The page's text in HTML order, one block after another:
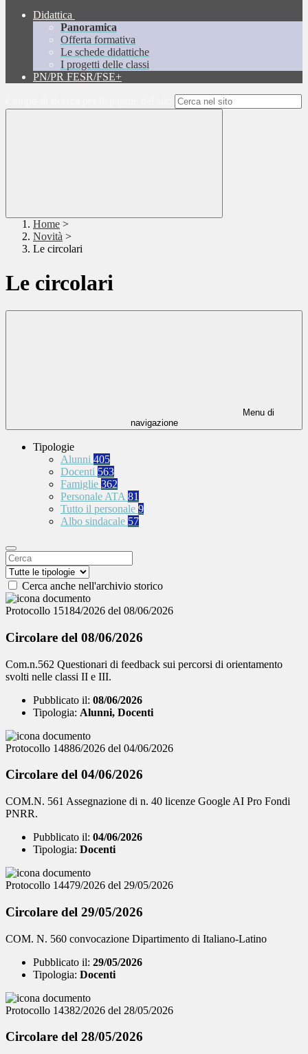
Didattica
Panoramica
Offerta formativa
Le schede didattiche
I progetti delle classi
PN/PR FESR/FSE+
Home >
Novità >
Le circolari
Le circolari
Menu di
navigazione
Tipologie
Alunni 405
Docenti 563
Famiglie 362
Personale ATA 81
Tutto il personale 9
Albo sindacale 57
Cerca anche nell'archivio storico
Protocollo 15184/2026 del 08/06/2026
Circolare del 08/06/2026
Com.n.562 Questionari di feedback sui percorsi di orientamento
svolti nelle classi II e III.
Pubblicato il: 08/06/2026
Tipologia: Alunni, Docenti
Protocollo 14886/2026 del 04/06/2026
Circolare del 04/06/2026
COM.N. 561 Assegnazione di n. 40 licenze Google AI Pro Fondi
PNRR.
Pubblicato il: 04/06/2026
Tipologia: Docenti
Protocollo 14479/2026 del 29/05/2026
Circolare del 29/05/2026
COM. N. 560 convocazione Dipartimento di Italiano-Latino
Pubblicato il: 29/05/2026
Tipologia: Docenti
Protocollo 14382/2026 del 28/05/2026
Circolare del 28/05/2026